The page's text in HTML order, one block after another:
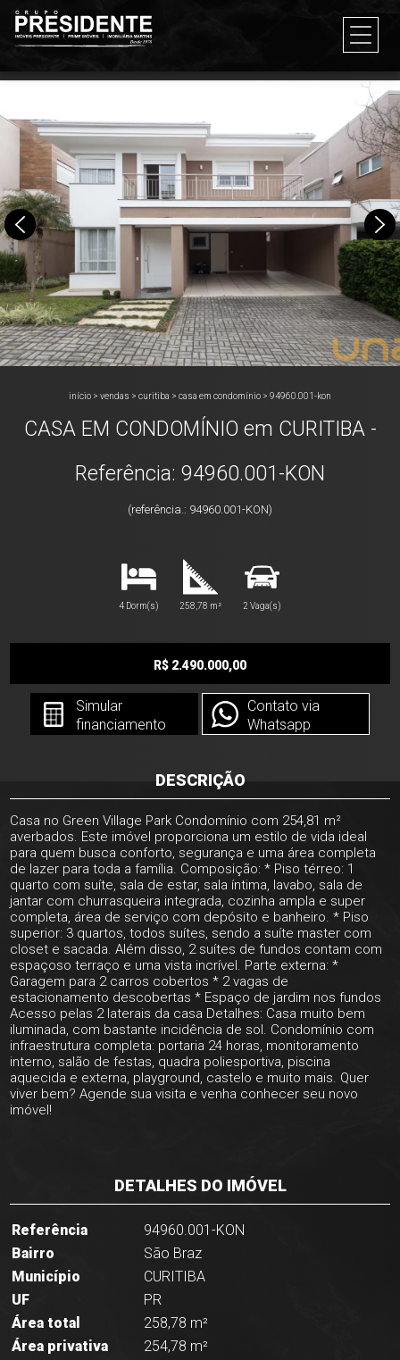
início > vendas > curitiba > casa em condomínio > 94960.001-kon
CASA EM CONDOMÍNIO em CURITIBA -
Referência: 94960.001-KON
(referência.: 94960.001-KON)
4 Dorm(s) 258,78 m² 2 Vaga(s)
R$ 2.490.000,00
Simular
financiamento
Contato via
Whatsapp
DESCRIÇÃO
Casa no Green Village Park Condomínio com 254,81 m²
averbados. Este imóvel proporciona um estilo de vida ideal
para quem busca conforto, segurança e uma área completa
de lazer para toda a família. Composição: * Piso térreo: 1
quarto com suíte, sala de estar, sala íntima, lavabo, sala de
jantar com churrasqueira integrada, cozinha ampla e super
completa, área de serviço com depósito e banheiro. * Piso
superior: 3 quartos, todos suítes, sendo a suíte master com
closet e sacada. Além disso, 2 suítes de fundos contam com
espaçoso terraço e uma vista incrível. Parte externa: *
Garagem para 2 carros cobertos * 2 vagas de
estacionamento descobertas * Espaço de jardim nos fundos
Acesso pelas 2 laterais da casa Detalhes: Casa muito bem
iluminada, com bastante incidência de sol. Condomínio com
infraestrutura completa: portaria 24 horas, monitoramento
interno, salão de festas, quadra poliesportiva, piscina
aquecida e externa, playground, castelo e muito mais. Quer
viver bem? Agende sua visita e venha conhecer seu novo
imóvel!
DETALHES DO IMÓVEL
Referência
94960.001-KON
Bairro
São Braz
Município
CURITIBA
UF
PR
Área total
258,78 m²
Área privativa
254,78 m²